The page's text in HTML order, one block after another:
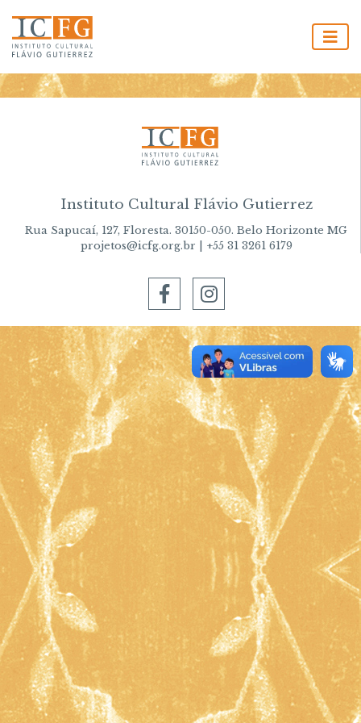
Instituto Cultural Flávio Gutierrez
Rua Sapucaí, 127, Floresta. 30150-050. Belo Horizonte MG
projetos@icfg.org.br | +55 31 3261 6179